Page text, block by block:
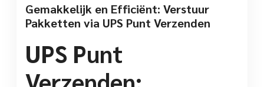
Gemakkelijk en Efficiënt: Verstuur
Pakketten via UPS Punt Verzenden
UPS Punt
Verzenden: